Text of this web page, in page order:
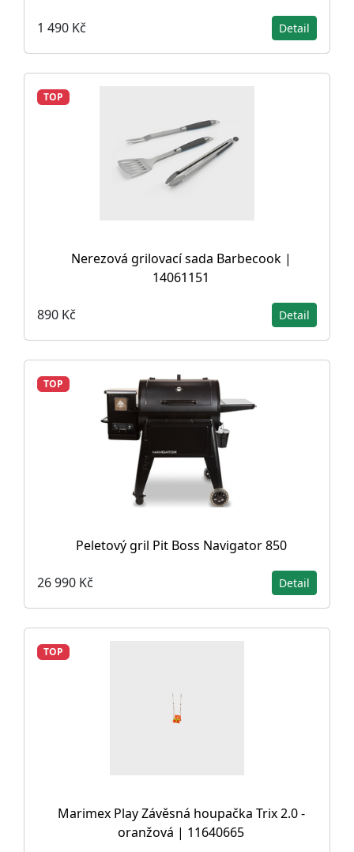
1 490 Kč Detail
TOP
Nerezová grilovací sada Barbecook |
14061151
890 Kč Detail
TOP
Peletový gril Pit Boss Navigator 850
26 990 Kč Detail
TOP
Marimex Play Závěsná houpačka Trix 2.0 -
oranžová | 11640665